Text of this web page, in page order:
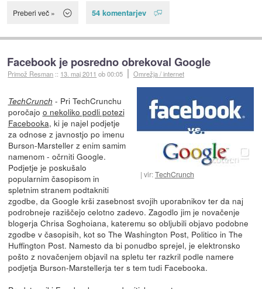
Preberi več » 54 komentarjev
Facebook je posredno obrekoval Google
Primož Resman :: 13. maj 2011 ob 00:05 Omrežja / internet
vir:TechCrunch
TechCrunch - Pri TechCrunchu
poročajo o nekoliko podli potezi
Facebooka, ki je najel podjetje
za odnose z javnostjo po imenu
Burson-Marsteller z enim samim
namenom - očrniti Google.
Podjetje je poskušalo
popularnim časopisom in
spletnim stranem podtakniti
zgodbe, da Google krši zasebnost svojih uporabnikov ter da naj
podrobneje raziščejo celotno zadevo. Zagodlo jim je novačenje
blogerja Chrisa Soghoiana, kateremu so obljubili objavo podobne
zgodbe v časopisih, kot so The Washington Post, Politico in The
Huffington Post. Namesto da bi ponudbo sprejel, je elektronsko
pošto z novačenjem objavil na spletu ter razkril podle namere
podjetja Burson-Marstellerja ter s tem tudi Facebooka.